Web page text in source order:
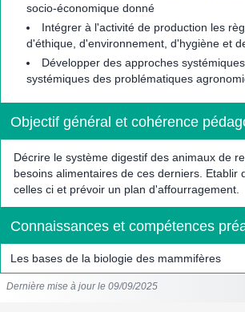
socio-économique donné
Intégrer à l'activité de production les
d'éthique, d'environnement, d'hygiène et
Développer des approches
systémiques des problématiques
Objectif général et cohérence
Décrire le système digestif des animaux de
besoins alimentaires de ces derniers. Etablir
celles ci et prévoir un plan d'affourragement.
Connaissances et compétences
Les bases de la biologie des mammifères
Dernière mise à jour le 09/09/2025